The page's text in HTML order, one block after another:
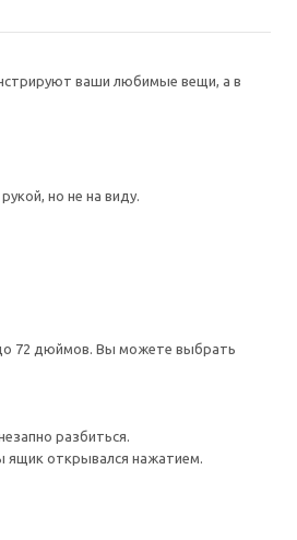
ваши любимые вещи, а в
но не на виду.
72 дюймов. Вы можете выбрать
разбиться.
ящик открывался нажатием.